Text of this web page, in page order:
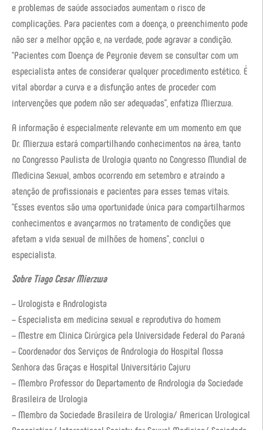
e problemas de saúde associados aumentam o risco de
complicações. Para pacientes com a doença, o preenchimento pode
não ser a melhor opção e, na verdade, pode agravar a condição.
“Pacientes com Doença de Peyronie devem se consultar com um
especialista antes de considerar qualquer procedimento estético. É
vital abordar a curva e a disfunção antes de proceder com
intervenções que podem não ser adequadas”, enfatiza Mierzwa.
A informação é especialmente relevante em um momento em que
Dr. Mierzwa estará compartilhando conhecimentos na área, tanto
no Congresso Paulista de Urologia quanto no Congresso Mundial de
Medicina Sexual, ambos ocorrendo em setembro e atraindo a
atenção de profissionais e pacientes para esses temas vitais.
“Esses eventos são uma oportunidade única para compartilharmos
conhecimentos e avançarmos no tratamento de condições que
afetam a vida sexual de milhões de homens”, conclui o
especialista.
Sobre Tiago Cesar Mierzwa
– Urologista e Andrologista
– Especialista em medicina sexual e reprodutiva do homem
– Mestre em Clinica Cirúrgica pela Universidade Federal do Paraná
– Coordenador dos Serviços de Andrologia do Hospital Nossa
Senhora das Graças e Hospital Universitário Cajuru
– Membro Professor do Departamento de Andrologia da Sociedade
Brasileira de Urologia
– Membro da Sociedade Brasileira de Urologia/ American Urological